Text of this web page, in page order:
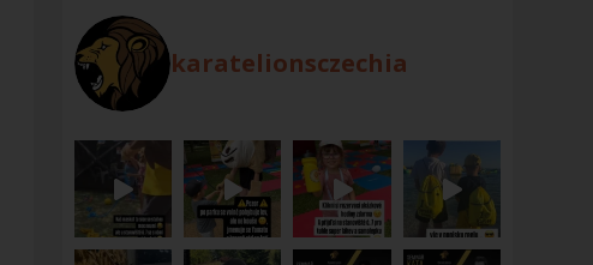
karatelionsczechia